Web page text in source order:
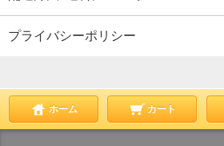
プライバシーポリシー
ホーム カート